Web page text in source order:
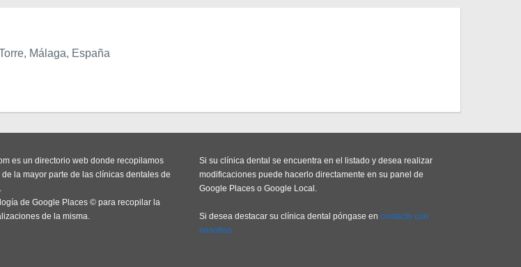
Málaga, España
es un directorio web donde recopilamos
la mayor parte de las clínicas dentales de
de Google Places © para recopilar la
de la misma.
Si su clínica dental se encuentra en el listado y desea realizar
modificaciones puede hacerlo directamente en su panel de
Google Places o Google Local.
Si desea destacar su clínica dental póngase en contacto con
nosotros